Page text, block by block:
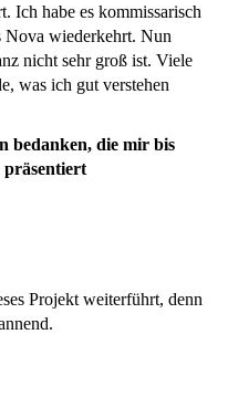
Ich habe es kommissarisch
Nova wiederkehrt. Nun
nicht sehr groß ist. Viele
was ich gut verstehen
bedanken, die mir bis
präsentiert
Projekt weiterführt, denn